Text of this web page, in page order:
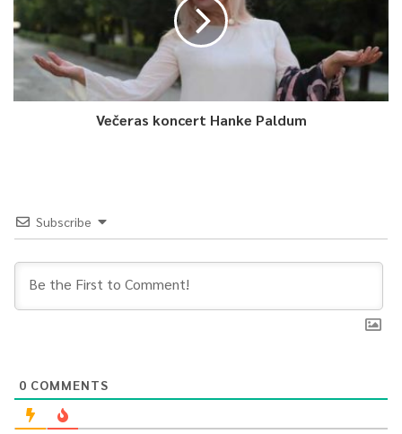
Večeras koncert Hanke Paldum
Subscribe
0 COMMENTS